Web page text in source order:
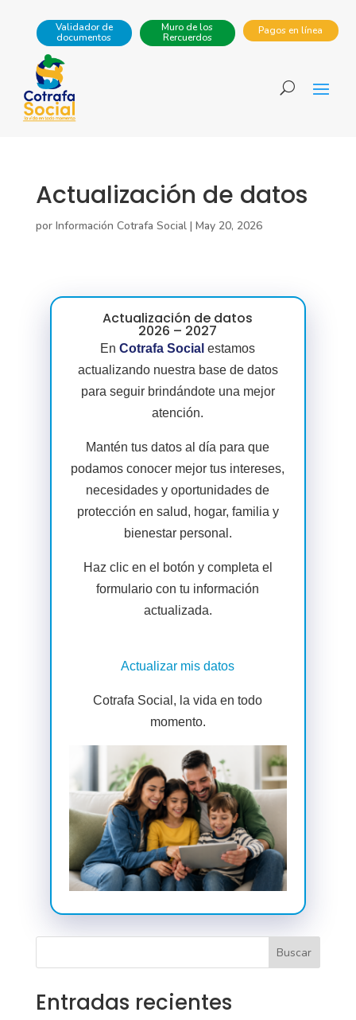
Pagos en línea
Muro de los
Rercuerdos
Validador de
documentos
Actualización de datos
por Información Cotrafa Social| May 20, 2026
Actualización de datos
2026 – 2027
EnCotrafa Social estamos
actualizando nuestra base de datos
para seguir brindándote una mejor
atención.
Mantén tus datos al día para que
podamos conocer mejor tus intereses,
necesidades y oportunidades de
protección en salud, hogar, familia y
bienestar personal.
Haz clic en el botón y completa el
formulario con tu información
actualizada.
Actualizar mis datos
Cotrafa Social, la vida en todo
momento.
Buscar
Entradas recientes